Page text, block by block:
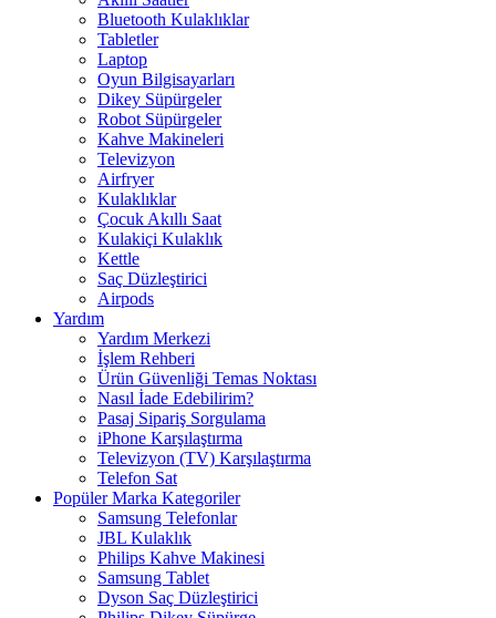
Bluetooth Kulaklıklar
Tabletler
Laptop
Oyun Bilgisayarları
Dikey Süpürgeler
Robot Süpürgeler
Kahve Makineleri
Televizyon
Airfryer
Kulaklıklar
Çocuk Akıllı Saat
Kulakiçi Kulaklık
Kettle
Saç Düzleştirici
Airpods
Yardım
Yardım Merkezi
İşlem Rehberi
Ürün Güvenliği Temas Noktası
Nasıl İade Edebilirim?
Pasaj Sipariş Sorgulama
iPhone Karşılaştırma
Televizyon (TV) Karşılaştırma
Telefon Sat
Popüler Marka Kategoriler
Samsung Telefonlar
JBL Kulaklık
Philips Kahve Makinesi
Samsung Tablet
Dyson Saç Düzleştirici